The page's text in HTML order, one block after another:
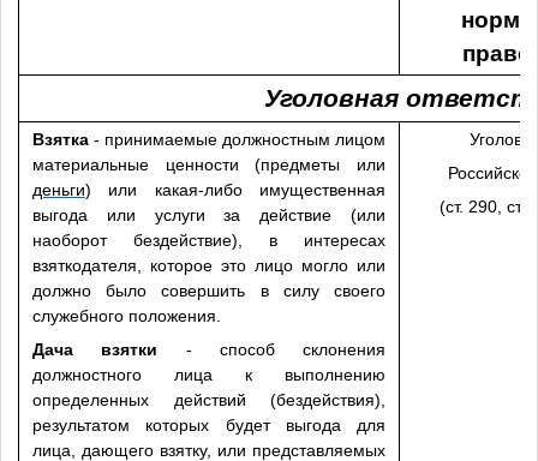
Уголовная
Взятка- принимаемые должностным лицом
материальные ценности (предметы или
деньги) или какая-либо имущественная
выгода или услуги за действие (или
наоборот бездействие), в интересах
взяткодателя, которое это лицо могло или
должно было совершить в силу своего
служебного положения.
Дача взятки - способ склонения
должностного лица к выполнению
определенных действий (бездействия),
результатом которых будет выгода для
лица, дающего взятку, или представляемых
(ст. 290, ст.